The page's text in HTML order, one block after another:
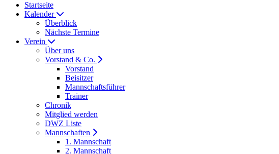
Startseite
Kalender
Überblick
Nächste Termine
Verein
Über uns
Vorstand & Co.
Vorstand
Beisitzer
Mannschaftsführer
Trainer
Chronik
Mitglied werden
DWZ Liste
Mannschaften
1. Mannschaft
2. Mannschaft